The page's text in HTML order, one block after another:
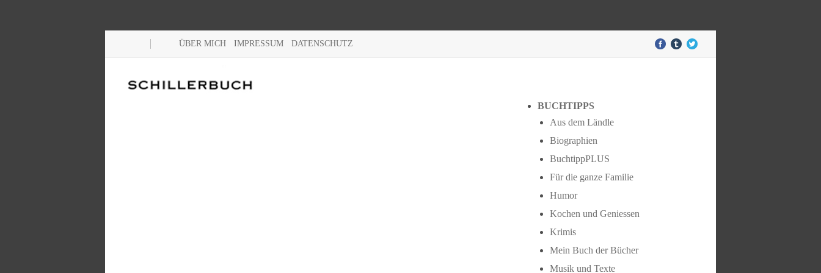
ÜBER MICH IMPRESSUM DATENSCHUTZ
BUCHTIPPS
Aus dem Ländle
Biographien
BuchtippPLUS
Für die ganze Familie
Humor
Kochen und Geniessen
Krimis
Mein Buch der Bücher
Musik und Texte